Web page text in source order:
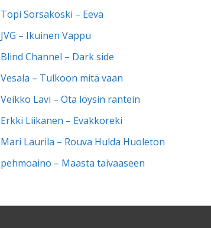
Topi Sorsakoski – Eeva
JVG – Ikuinen Vappu
Blind Channel – Dark side
Vesala – Tulkoon mitä vaan
Veikko Lavi – Ota löysin rantein
Erkki Liikanen – Evakkoreki
Mari Laurila – Rouva Hulda Huoleton
pehmoaino – Maasta taivaaseen